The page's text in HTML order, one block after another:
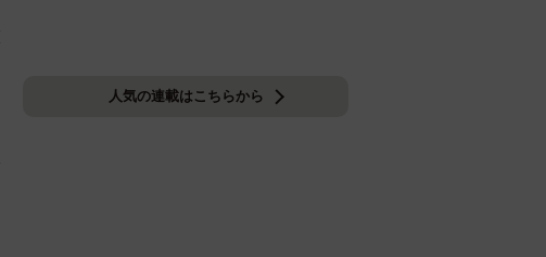
人気の連載はこちらから